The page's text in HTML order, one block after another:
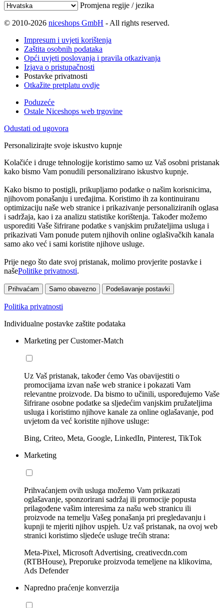
Promjena regije / jezika
© 2010-2026 niceshops GmbH - All rights reserved.
Impresum i uvjeti korištenja
Zaštita osobnih podataka
Opći uvjeti poslovanja i pravila otkazivanja
Izjava o pristupačnosti
Postavke privatnosti
Otkažite pretplatu ovdje
Poduzeće
Ostale Niceshops web trgovine
Odustati od ugovora
Personalizirajte svoje iskustvo kupnje
Kolačiće i druge tehnologije koristimo samo uz Vaš osobni pristanak
kako bismo Vam ponudili personalizirano iskustvo kupnje.
Kako bismo to postigli, prikupljamo podatke o našim korisnicima,
njihovom ponašanju i uređajima. Koristimo ih za kontinuiranu
optimizaciju naše web stranice i prikazivanje personaliziranih oglasa
i sadržaja, kao i za analizu statistike korištenja. Također možemo
usporediti Vaše šifrirane podatke s vanjskim pružateljima usluga i
prikazivati Vam ponude putem njihovih online oglašivačkih kanala
samo ako već i sami koristite njihove usluge.
Prije nego što date svoj pristanak, molimo provjerite postavke i
našePolitike privatnosti.
Prihvaćam Samo obavezno Podešavanje postavki
Politika privatnosti
Individualne postavke zaštite podataka
Marketing per Customer-Match
Uz Vaš pristanak, također ćemo Vas obavijestiti o
promocijama izvan naše web stranice i pokazati Vam
relevantne proizvode. Da bismo to učinili, uspoređujemo Vaše
šifrirane osobne podatke sa sljedećim vanjskim pružateljima
usluga i koristimo njihove kanale za online oglašavanje, pod
uvjetom da već koristite njihove usluge:
Bing, Criteo, Meta, Google, LinkedIn, Pinterest, TikTok
Marketing
Prihvaćanjem ovih usluga možemo Vam prikazati
oglašavanje, sponzorirani sadržaj ili promocije popusta
prilagođene vašim interesima za našu web stranicu ili
proizvode na temelju Vašeg ponašanja pri pregledavanju i
kupnji te mjeriti njihov uspjeh. Uz vaš pristanak, na ovoj web
stranici koristimo sljedeće usluge trećih strana:
Meta-Pixel, Microsoft Advertising, creativecdn.com
(RTBHouse), Preporuke proizvoda temeljene na klikovima,
Ads Defender
Napredno praćenje konverzija